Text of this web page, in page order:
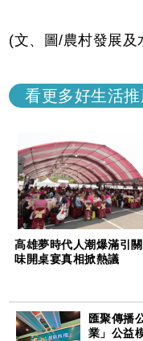
(文、圖/農村發展及
看更多好生活
高雄夢時代人潮爆滿引
味開桌宴真相掀熱議
匯聚傳播
業」公益